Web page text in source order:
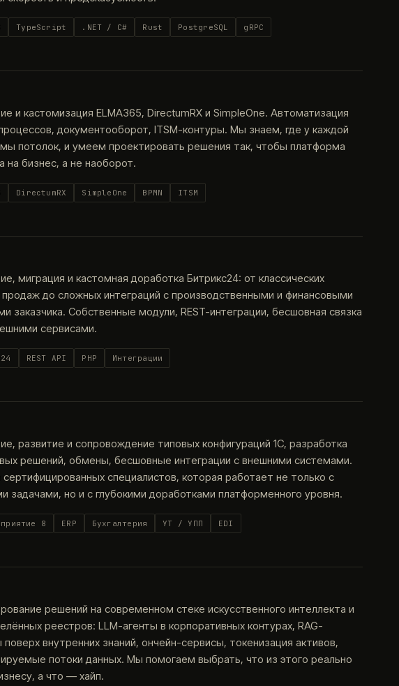
TypeScript .NET / C# Rust PostgreSQL gRPC
и кастомизация ELMA365, DirectumRX и SimpleOne. Автоматизация
документооборот, ITSM-контуры. Мы знаем, где у каждой
потолок, и умеем проектировать решения так, чтобы платформа
на бизнес, а не наоборот.
DirectumRX SimpleOne BPMN ITSM
миграция и кастомная доработка Битрикс24: от классических
до сложных интеграций с производственными и финансовыми
заказчика. Собственные модули, REST-интеграции, бесшовная связка
сервисами.
REST API PHP Интеграции
развитие и сопровождение типовых конфигураций 1С, разработка
решений, обмены, бесшовные интеграции с внешними системами.
специалистов, которая работает не только с
задачами, но и с глубокими доработками платформенного уровня.
8 ERP Бухгалтерия УТ / УПП EDI
решений на современном стеке искусственного интеллекта и
реестров: LLM-агенты в корпоративных контурах, RAG-
внутренних знаний, ончейн-сервисы, токенизация активов,
потоки данных. Мы помогаем выбрать, что из этого реально
а что — хайп.